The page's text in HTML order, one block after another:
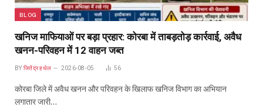
BLOG
खनिज माफियाओं पर बड़ा प्रहार: कोरबा में ताबड़तोड़ कार्रवाई, अवैध
खनन-परिवहन में 12 वाहन जब्त
BY जितेंद्र हथेल 2026-08-05 56
कोरबा जिले में अवैध खनन और परिवहन के खिलाफ खनिज विभाग का अभियान
लगातार जारी…